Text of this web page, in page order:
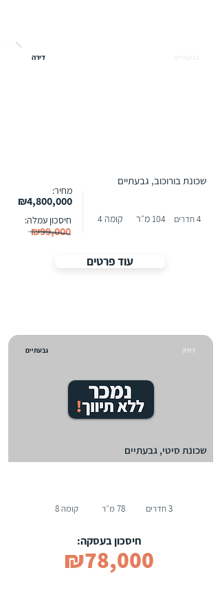
דירה
שכונת בורוכוב, גבעתיים
קומה 4 104 מ״ר 4 חדרים
₪4,800,000
מחיר:
₪99,000
חיסכון עמלה:
עוד פרטים
גבעתיים
שכונת סיטי, גבעתיים
דירה
3 חדרים 78 מ״ר קומה 8
₪78,000
חיסכון בעסקה: